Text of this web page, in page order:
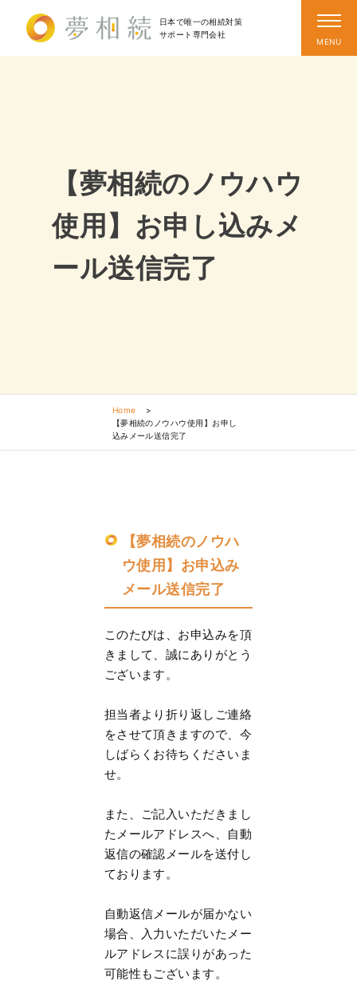
日本で唯一の相続対策
サポート 専門会社
【夢相続のノウハウ
使用】お申し込みメ
ール送信完了
Home
>
【夢相続のノウハウ使用】お申し
込みメール送信完了
【夢相続のノウハ
ウ使用】お申込み
メール送信完了
このたびは、お申込みを頂
きまして、誠にありがとう
ございます。
担当者より折り返しご連絡
をさせて頂きますので、今
しばらくお待ちくださいま
せ。
また、ご記入いただきまし
たメールアドレスへ、自動
返信の確認メールを送付し
ております。
自動返信メールが届かない
場合、入力いただいたメー
ルアドレスに誤りがあった
可能性もございます。